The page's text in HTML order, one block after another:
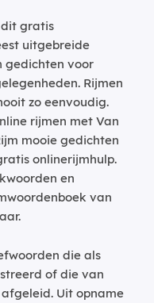
gratis
uitgebreide
gedichten voor
Rijmen
zo eenvoudig.
rijmen met Van
mooie gedichten
onlinerijmhulp.
en
van
die als
of die van
Uit opname